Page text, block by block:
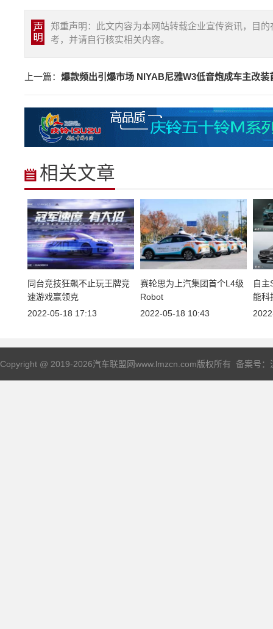
郑重声明：此文内容为本网站转载企业宣传资讯，目
考，并请自行核实相关内容。
上一篇： 爆款频出引爆市场 NIYAB尼雅W3低音炮成车主改装
相关文章
同台竞技狂飙不止玩王牌竞
速游戏赢领克
2022-05-18 17:13
赛轮思为上汽集团首个L4级
Robot
2022-05-18 10:43
自主
能科
Copyright @ 2019-2026汽车联盟网www.lmzcn.com版权所有 备案号：